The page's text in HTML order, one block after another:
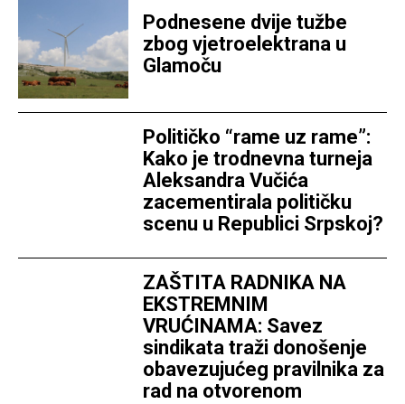
Podnesene dvije tužbe
zbog vjetroelektrana u
Glamoču
Političko “rame uz rame”:
Kako je trodnevna turneja
Aleksandra Vučića
zacementirala političku
scenu u Republici Srpskoj?
ZAŠTITA RADNIKA NA
EKSTREMNIM
VRUĆINAMA: Savez
sindikata traži donošenje
obavezujućeg pravilnika za
rad na otvorenom